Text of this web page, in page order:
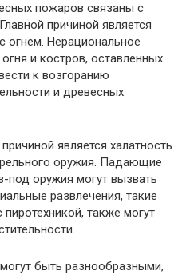
пожаров связаны с
причиной является
огнем. Нерациональное
и костров, оставленных
к возгоранию
и древесных
является халатность
оружия. Падающие
под оружия могут вызвать
развлечения, такие
также могут
быть разнообразными,